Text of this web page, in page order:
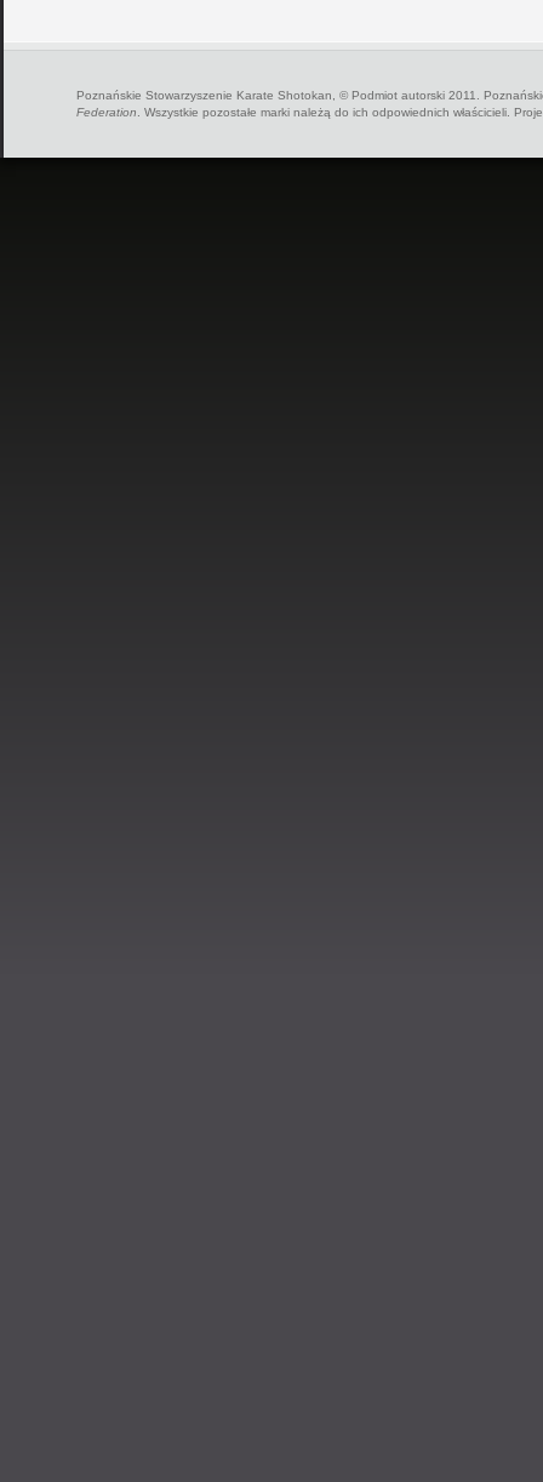
Poznańskie Stowarzyszenie Karate Shotokan, © Podmiot autorski 2011.
Federation . Wszystkie pozostałe marki należą do ich odpowiednich właścicieli.